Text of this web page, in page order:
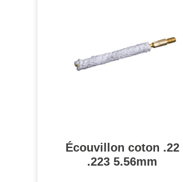
Écouvillon coton .22
.223 5.56mm